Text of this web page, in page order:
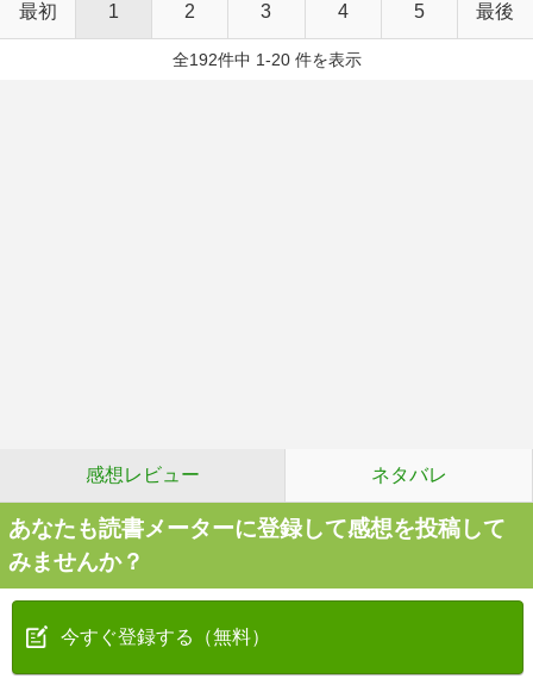
最初 1 2 3 4 5 最後
全192件中 1-20 件を表示
感想レビュー ネタバレ
あなたも読書メーターに登録して感想を投稿して
みませんか？
今すぐ登録する（無料）